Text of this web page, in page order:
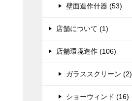
壁面造作什器 (53)
店舗について (1)
店舗環境造作 (106)
ガラススクリーン (2)
ショーウィンド (16)